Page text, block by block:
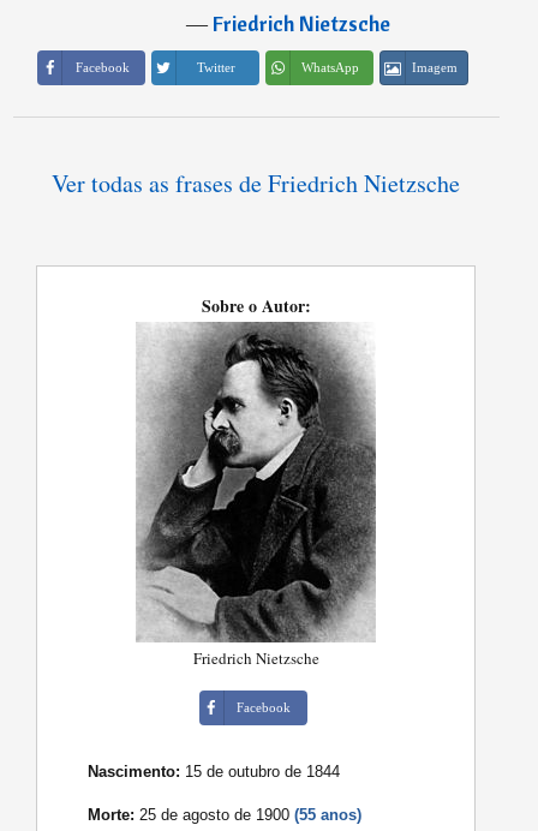
―Friedrich Nietzsche
Facebook Twitter WhatsApp Imagem
Ver todas as frases de Friedrich Nietzsche
Sobre o Autor:
Friedrich Nietzsche
Facebook
Nascimento: 15 de outubro de 1844
Morte: 25 de agosto de 1900(55 anos)